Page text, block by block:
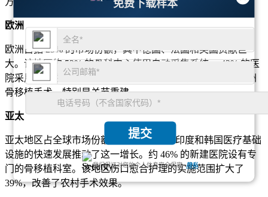
免费下载样本
提交
我们保证对您的个人信息完全保密.隐私
欧洲
欧洲占据 29% 的市场份额，其中德国、法国和英国贡献巨
大。该地区约 52% 的骨科中心使用自动采集系统。 43% 的医
院采用一次性试剂盒。伤口愈合护理技术应用于 36% 的欧洲
骨移植手术，特别是关节重建。
亚太
亚太地区占全球市场份额近24%。中国、印度和韩国医疗基础
设施的快速发展推动了这一增长。约 46% 的新建医院设有专
门的骨移植科室。该地区伤口愈合护理的实施范围扩大了
39%，改善了农村手术效果。